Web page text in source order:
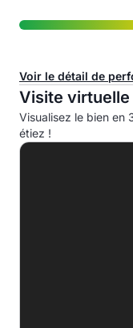
Voir le détail de
Consommation
A
Visite virtuelle
Visualisez le bien en
étiez !